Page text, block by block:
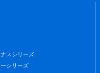
スシリーズ
シリーズ